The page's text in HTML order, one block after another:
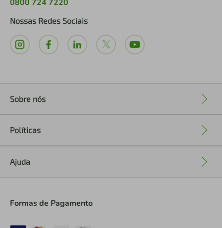
0800 724 7220
Nossas Redes Sociais
Sobre nós
Políticas
Ajuda
Formas de Pagamento